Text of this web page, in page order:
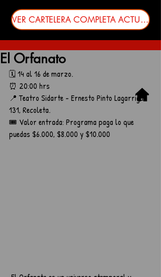
VER CARTELERA COMPLETA ACTUALIZADA
El Orfanato
🗓️ 14 al 16 de marzo.
⏰ 20:00 hrs
📍 Teatro Sidarte - Ernesto Pinto Lagarrigue
131, Recoleta.
🎟️ Valor entrada: Programa paga lo que
puedas $6.000, $8.000 y $10.000